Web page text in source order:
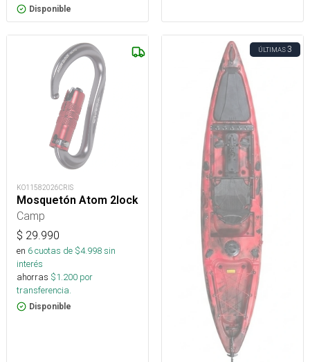
Disponible
KO11582026CRIS
Mosquetón Atom 2lock
Camp
$ 29.990
en 6cuotas de $4.998sin
interés
ahorras $1.200 por
transferencia.
Disponible
ÚLTIMAS3